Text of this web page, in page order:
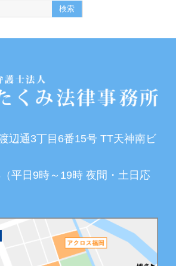
辺通3丁目6番15号 TT天神南ビ
平日9時～19時 夜間・土日応